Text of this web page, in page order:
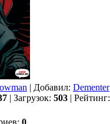
| Добавил: Dementer
| Загрузок: 503 | Рейтинг:
0